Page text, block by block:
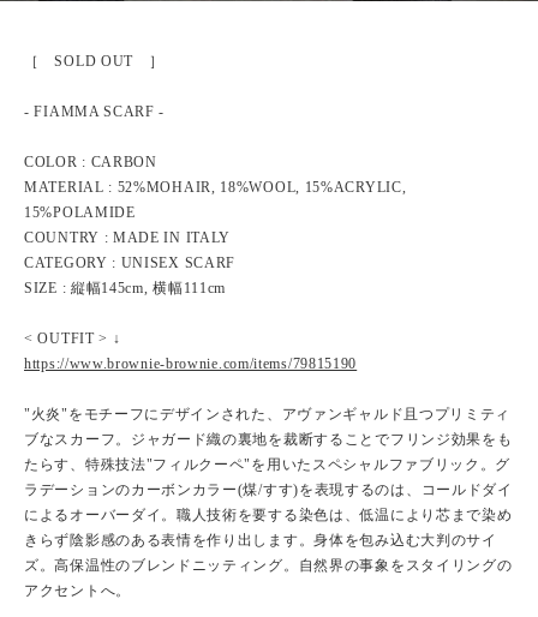
［ SOLD OUT ］
- FIAMMA SCARF -
COLOR : CARBON
MATERIAL : 52%MOHAIR, 18%WOOL, 15%ACRYLIC,
15%POLAMIDE
COUNTRY : MADE IN ITALY
CATEGORY : UNISEX SCARF
SIZE : 縦幅145cm, 横幅111cm
< OUTFIT > ↓
https://www.brownie-brownie.com/items/79815190
"火炎"をモチーフにデザインされた、アヴァンギャルド且つプリミティ
ブなスカーフ。ジャガード織の裏地を裁断することでフリンジ効果をも
たらす、特殊技法"フィルクーペ"を用いたスペシャルファブリック。グ
ラデーションのカーボンカラー(煤/すす)を表現するのは、コールドダイ
によるオーバーダイ。職人技術を要する染色は、低温により芯まで染め
きらず陰影感のある表情を作り出します。身体を包み込む大判のサイ
ズ。高保温性のブレンドニッティング。自然界の事象をスタイリングの
アクセントへ。